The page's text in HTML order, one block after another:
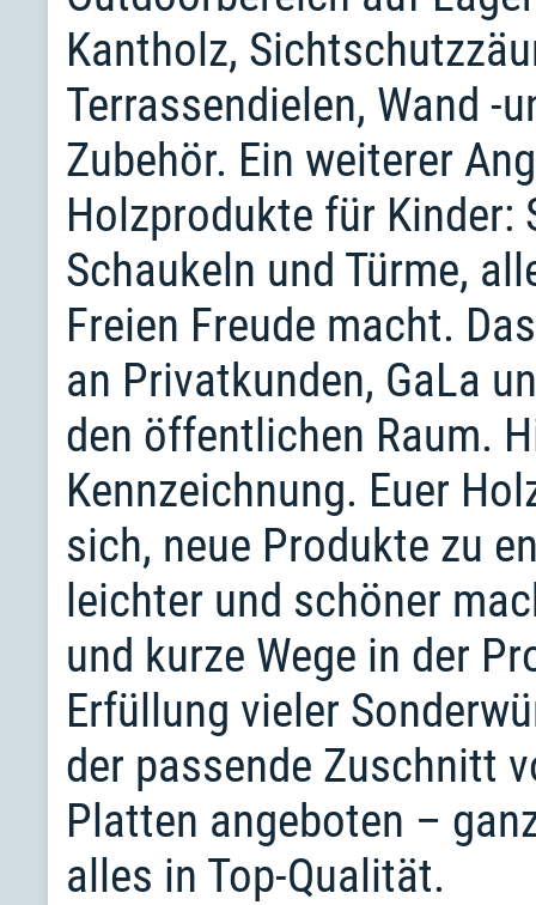
Kantholz,
Terrassendielen, Wand -
Zubehör. Ein weiterer
Holzprodukte für Kinder:
Schaukeln und Türme,
Freien Freude macht.
an Privatkunden, GaLa
den öffentlichen Raum.
Kennzeichnung. Euer
sich, neue Produkte zu
leichter und schöner
und kurze Wege in der
Erfüllung vieler
der passende Zuschnitt
Platten angeboten –
alles in Top-Qualität.